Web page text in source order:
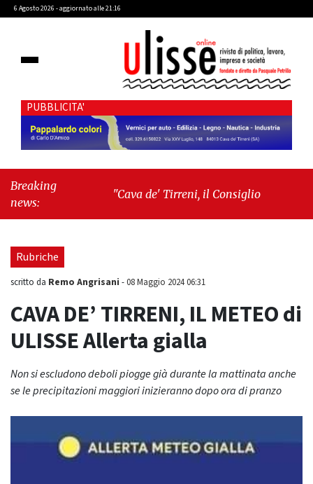
6 Agosto 2026 - aggiornato alle 21:16
PUBBLICITA'
Breaking
news:
"Cava de' Tirreni, il Consiglio comunale
Rubriche
scritto da Remo Angrisani -08 Maggio 2024 06:31
CAVA DE’ TIRRENI, IL METEO di
ULISSE Allerta gialla
Non si escludono deboli piogge già durante la mattinata anche
se le precipitazioni maggiori inizieranno dopo ora di pranzo